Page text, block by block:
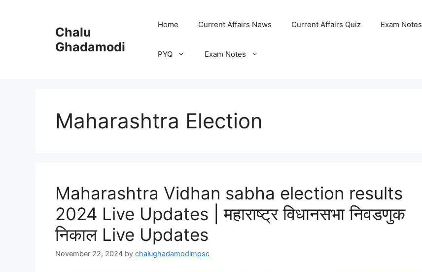
Chalu
Ghadamodi
Home Current Affairs News Current Affairs Quiz Exam Notes
PYQ Exam Notes
Maharashtra Election
Maharashtra Vidhan sabha election results
2024 Live Updates | महाराष्ट्र विधानसभा निवडणुक
निकाल Live Updates
November 22, 2024 by chalughadamodimpsc